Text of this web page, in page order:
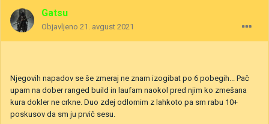
Gatsu
Objavljeno 21. avgust 2021
Njegovih napadov se še zmeraj ne znam izogibat po 6 pobegih... Pač
upam na dober ranged build in laufam naokol pred njim ko zmešana
kura dokler ne crkne. Duo zdej odlomim z lahkoto pa sm rabu 10+
poskusov da sm ju prvič sesu.